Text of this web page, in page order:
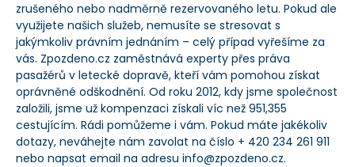
zrušeného nebo nadměrně rezervovaného letu. Pokud ale
využijete našich služeb, nemusíte se stresovat s
jakýmkoliv právním jednáním – celý případ vyřešíme za
vás. Zpozdeno.cz zaměstnává experty přes práva
pasažérů v letecké dopravě, kteří vám pomohou získat
oprávněné odškodnění. Od roku 2012, kdy jsme společnost
založili, jsme už kompenzaci získali víc než 951,355
cestujícím. Rádi pomůžeme i vám. Pokud máte jakékoliv
dotazy, neváhejte nám zavolat na číslo + 420 234 261 911
nebo napsat email na adresu info@zpozdeno.cz.